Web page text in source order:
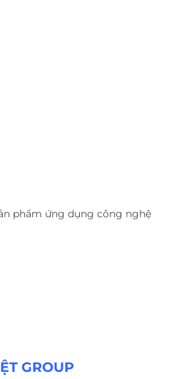
phẩm ứng dụng công nghệ
GROUP